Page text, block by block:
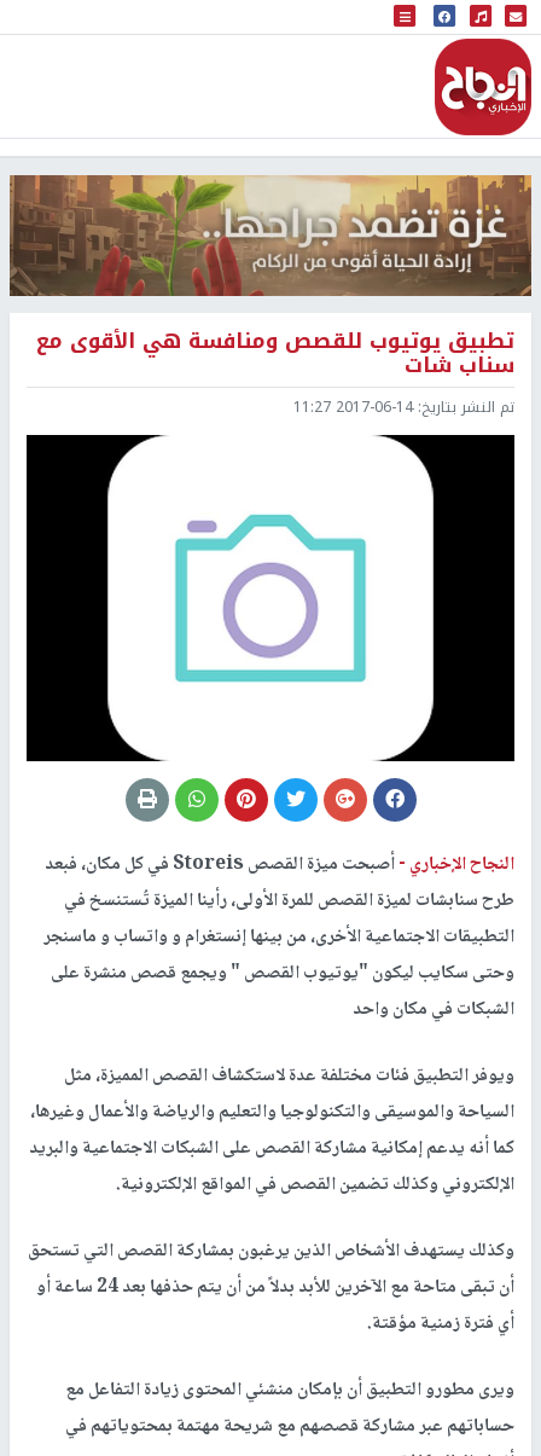
البث المباشر
إذاعة النجاح
تطبيق يوتيوب للقصص ومنافسة هي الأقوى مع
سناب شات
تم النشر بتاريخ:2017-06-14 11:27
النجاح الإخباري -
أصبحت ميزة القصص Storeis في كل مكان، فبعد
طرح سنابشات لميزة القصص للمرة الأولى، رأينا الميزة تُستنسخ في
التطبيقات الاجتماعية الأخرى، من بينها إنستغرام و واتساب و ماسنجر
وحتى سكايب ليكون "يوتيوب القصص " ويجمع قصص منشرة على
الشبكات في مكان واحد
ويوفر التطبيق فئات مختلفة عدة لاستكشاف القصص المميزة، مثل
السياحة والموسيقى والتكنولوجيا والتعليم والرياضة والأعمال وغيرها،
كما أنه يدعم إمكانية مشاركة القصص على الشبكات الاجتماعية والبريد
الإلكتروني وكذلك تضمين القصص في المواقع الإلكترونية.
وكذلك يستهدف الأشخاص الذين يرغبون بمشاركة القصص التي تستحق
أن تبقى متاحة مع الآخرين للأبد بدلاً من أن يتم حذفها بعد 24 ساعة أو
أي فترة زمنية مؤقتة.
ويرى مطورو التطبيق أن بإمكان منشئي المحتوى زيادة التفاعل مع
حساباتهم عبر مشاركة قصصهم مع شريحة مهتمة بمحتوياتهم في